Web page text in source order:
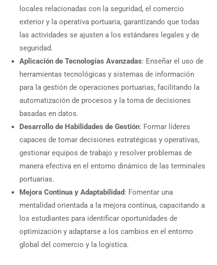
locales relacionadas con la seguridad, el comercio
exterior y la operativa portuaria, garantizando que todas
las actividades se ajusten a los estándares legales y de
seguridad.
Aplicación de Tecnologías Avanzadas: Enseñar el uso de
herramientas tecnológicas y sistemas de información
para la gestión de operaciones portuarias, facilitando la
automatización de procesos y la toma de decisiones
basadas en datos.
Desarrollo de Habilidades de Gestión: Formar líderes
capaces de tomar decisiones estratégicas y operativas,
gestionar equipos de trabajo y resolver problemas de
manera efectiva en el entorno dinámico de las terminales
portuarias.
Mejora Continua y Adaptabilidad: Fomentar una
mentalidad orientada a la mejora continua, capacitando a
los estudiantes para identificar oportunidades de
optimización y adaptarse a los cambios en el entorno
global del comercio y la logística.